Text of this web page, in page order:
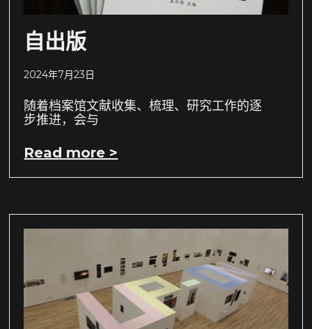
自出版
2024年7月23日
随着档案馆文献收集、梳理、研究工作的逐
步推进，会与
Read more >